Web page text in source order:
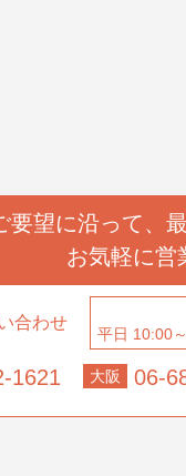
要望に沿って、
お気軽に営
合わせ
平日 10:00
1621 大阪 06-